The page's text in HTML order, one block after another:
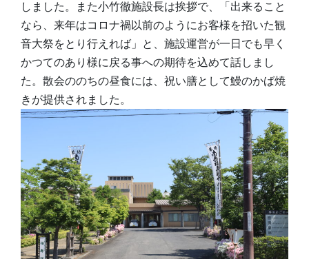
しました。また小竹徹施設長は挨拶で、「出来ること
なら、来年はコロナ禍以前のようにお客様を招いた観
音大祭をとり行えれば」と、施設運営が一日でも早く
かつてのあり様に戻る事への期待を込めて話しまし
た。散会ののちの昼食には、祝い膳として鰻のかば焼
きが提供されました。